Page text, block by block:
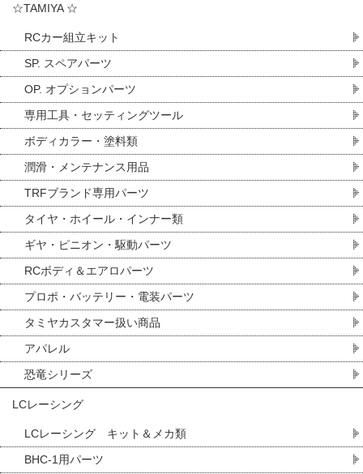
☆TAMIYA ☆
RCカー組立キット
SP. スペアパーツ
OP. オプションパーツ
専用工具・セッティングツール
ボディカラー・塗料類
潤滑・メンテナンス用品
TRFブランド専用パーツ
タイヤ・ホイール・インナー類
ギヤ・ピニオン・駆動パーツ
RCボディ＆エアロパーツ
プロポ・バッテリー・電装パーツ
タミヤカスタマー扱い商品
アパレル
恐竜シリーズ
LCレーシング
LCレーシング キット＆メカ類
BHC-1用パーツ